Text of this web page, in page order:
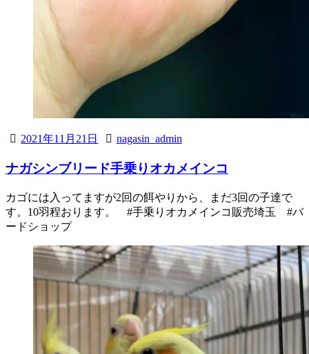
2021年11月21日 nagasin_admin
ナガシンブリード手乗りオカメインコ
カゴには入ってますが2回の餌やりから、まだ3回の子達で
す。10羽程おります。 #手乗りオカメインコ販売埼玉 #バ
ードショップ